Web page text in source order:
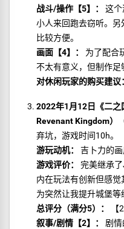
战斗/操作【5】：
这个
小人来回跑去窃听。
比较方便。
画面【4】：
为了配合
不太有意义，但制作足
对休闲玩家的购买建议：
2022年1月12日《二之
Revenant Kingdom）
弃坑，游戏时间10h。
游玩动机：
吉卜力的画
游戏评价：
完美继承了
内在玩法有创新但感
为突然让我提升城堡等
总评分（满分5）：
【2
叙事/剧情【2】：
剧情